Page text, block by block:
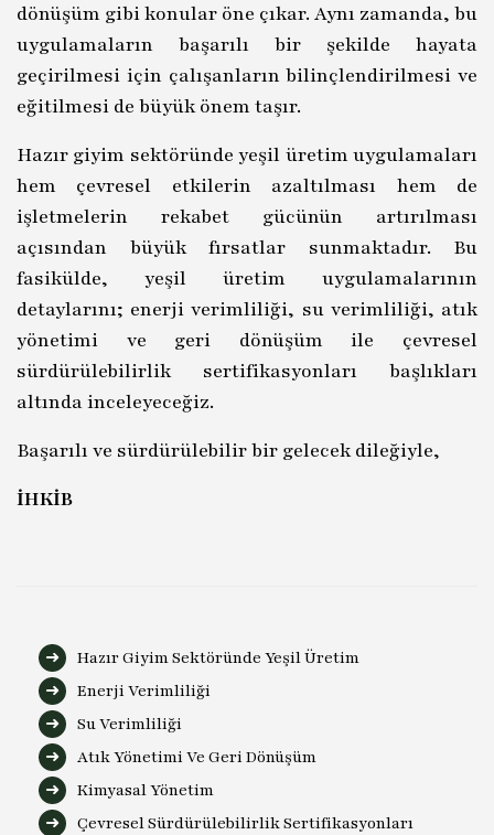
dönüşüm gibi konular öne çıkar. Aynı zamanda, bu
uygulamaların başarılı bir şekilde hayata
geçirilmesi için çalışanların bilinçlendirilmesi ve
eğitilmesi de büyük önem taşır.
Hazır giyim sektöründe yeşil üretim uygulamaları
hem çevresel etkilerin azaltılması hem de
işletmelerin rekabet gücünün artırılması
açısından büyük fırsatlar sunmaktadır. Bu
fasikülde, yeşil üretim uygulamalarının
detaylarını; enerji verimliliği, su verimliliği, atık
yönetimi ve geri dönüşüm ile çevresel
sürdürülebilirlik sertifikasyonları başlıkları
altında inceleyeceğiz.
Başarılı ve sürdürülebilir bir gelecek dileğiyle,
İHKİB
Hazır Giyim Sektöründe Yeşil Üretim
Enerji Verimliliği
Su Verimliliği
Atık Yönetimi Ve Geri Dönüşüm
Kimyasal Yönetim
Çevresel Sürdürülebilirlik Sertifikasyonları